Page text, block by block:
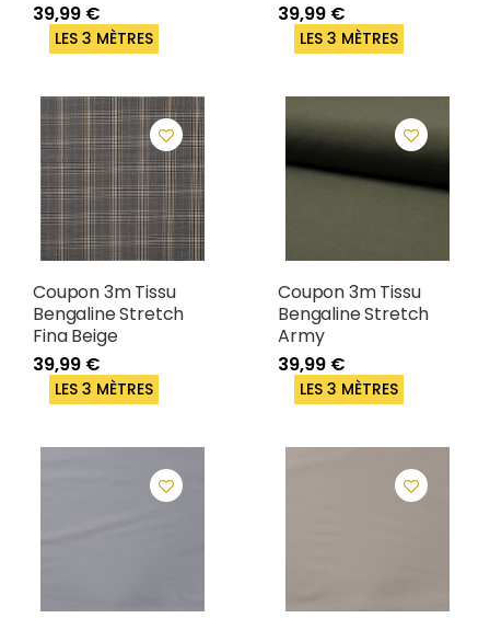
39,99 €
LES 3 MÈTRES
39,99 €
LES 3 MÈTRES
Coupon 3m Tissu
Bengaline Stretch
Fina Beige
39,99 €
LES 3 MÈTRES
Coupon 3m Tissu
Bengaline Stretch
Army
39,99 €
LES 3 MÈTRES